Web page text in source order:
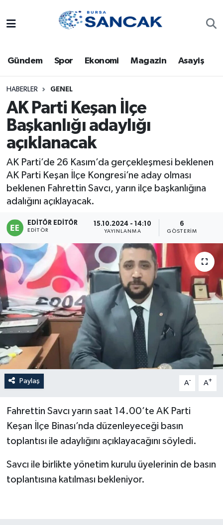
Gündem Spor Ekonomi Magazin Asayiş
HABERLER GENEL
AK Parti Keşan İlçe
Başkanlığı adaylığı
açıklanacak
AK Parti’de 26 Kasım’da gerçekleşmesi beklenen
AK Parti Keşan İlçe Kongresi’ne aday olması
beklenen Fahrettin Savcı, yarın ilçe başkanlığına
adalığını açıklayacak.
EDITÖR EDITÖR
EDITÖR
15.10.2024 - 14:10
YAYINLANMA
6
GÖSTERIM
Paylaş A- A+
Fahrettin Savcı yarın saat 14.00’te AK Parti
Keşan İlçe Binası’nda düzenleyeceği basın
toplantısı ile adaylığını açıklayacağını söyledi.
Savcı ile birlikte yönetim kurulu üyelerinin de basın
toplantısına katılması bekleniyor.
Bursa
Dünya
Eğitim
Ekonomi
Genel
Gündem
Sağlık
Siyaset
Spor
Türkiye
Trafik Durumu
Süper Lig Puan Durumu ve Fikstür
Tüm Manşetler
Son Dakika Haberleri
Haber Arşivi